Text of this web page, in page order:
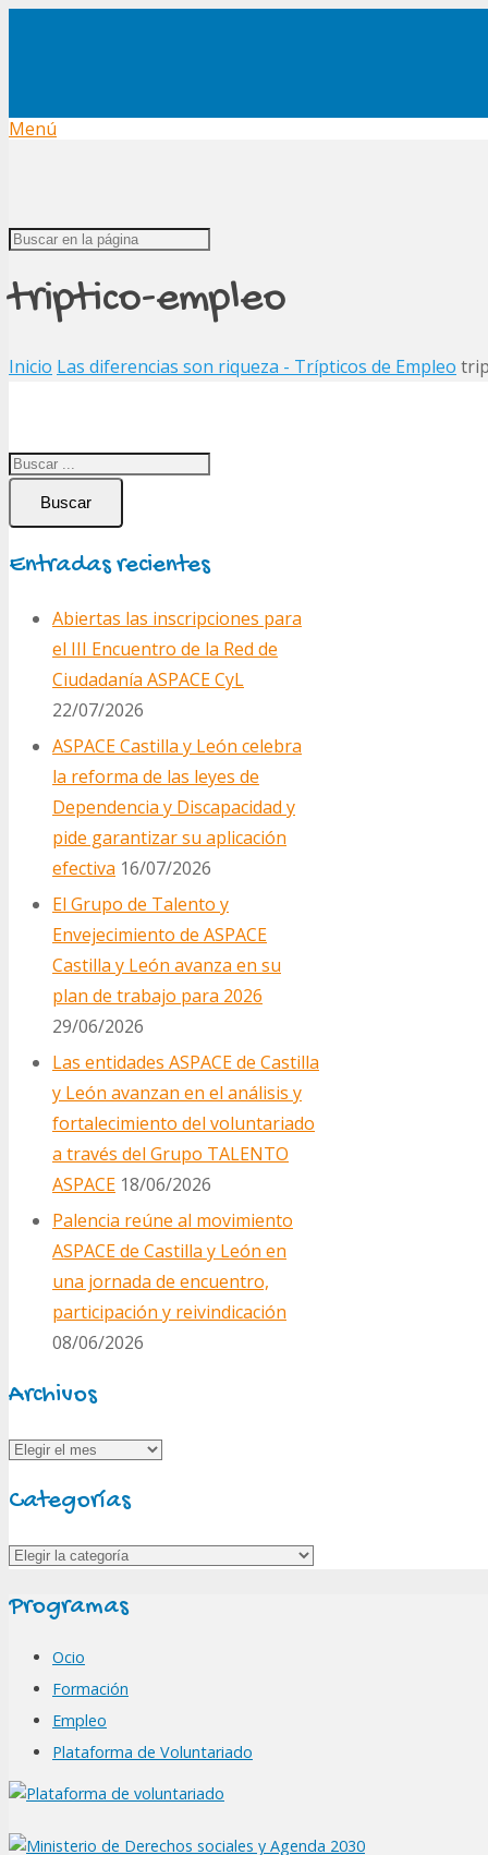
Menú
triptico-empleo
Inicio Las diferencias son riqueza - Trípticos de Empleo
Buscar
Entradas recientes
Abiertas las inscripciones para
el III Encuentro de la Red de
Ciudadanía ASPACE CyL
22/07/2026
ASPACE Castilla y León celebra
la reforma de las leyes de
Dependencia y Discapacidad y
pide garantizar su aplicación
efectiva 16/07/2026
El Grupo de Talento y
Envejecimiento de ASPACE
Castilla y León avanza en su
plan de trabajo para 2026
29/06/2026
Las entidades ASPACE de Castilla
y León avanzan en el análisis y
fortalecimiento del voluntariado
a través del Grupo TALENTO
ASPACE 18/06/2026
Palencia reúne al movimiento
ASPACE de Castilla y León en
una jornada de encuentro,
participación y reivindicación
08/06/2026
Archivos
Archivos
Categorías
Categorías
Programas
Ocio
Formación
Empleo
Plataforma de Voluntariado